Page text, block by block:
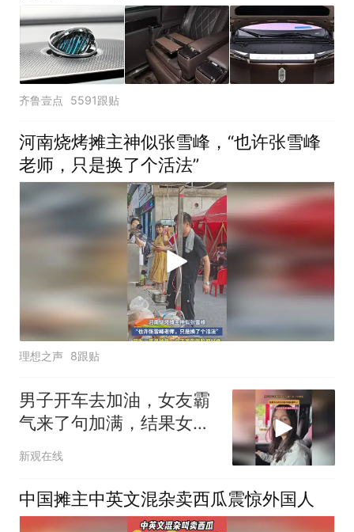
齐鲁壹点 5591跟贴
河南烧烤摊主神似张雪峰，“也许张雪峰
老师，只是换了个活法”
理想之声 8跟贴
男子开车去加油，女友霸
气来了句加满，结果女友
付完钱回来脸都垮了
新观在线
中国摊主中英文混杂卖西瓜震惊外国人